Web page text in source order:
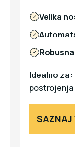
Velika
Idealno za:
postrojenja
SAZNAJ